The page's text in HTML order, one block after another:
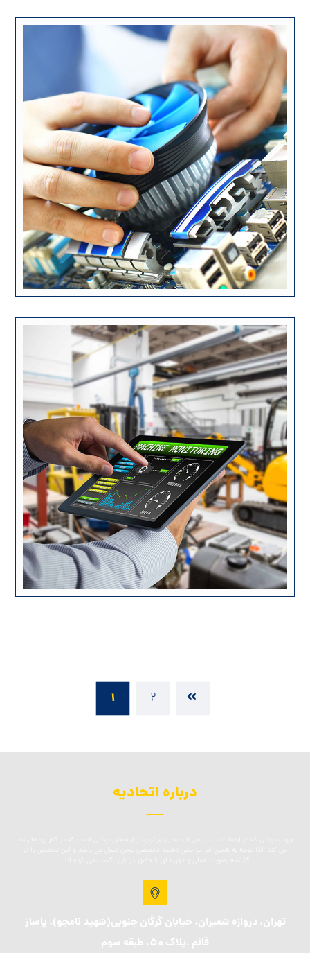
ژوئن ۲, ۲۰۱۸
۱ ۲
درباره اتحادیه
تهران، دروازه شمیران، خیابان گرگان جنوبی(شهید نامجو)، پاساژ
قائم ،پلاک 50، طبقه سوم